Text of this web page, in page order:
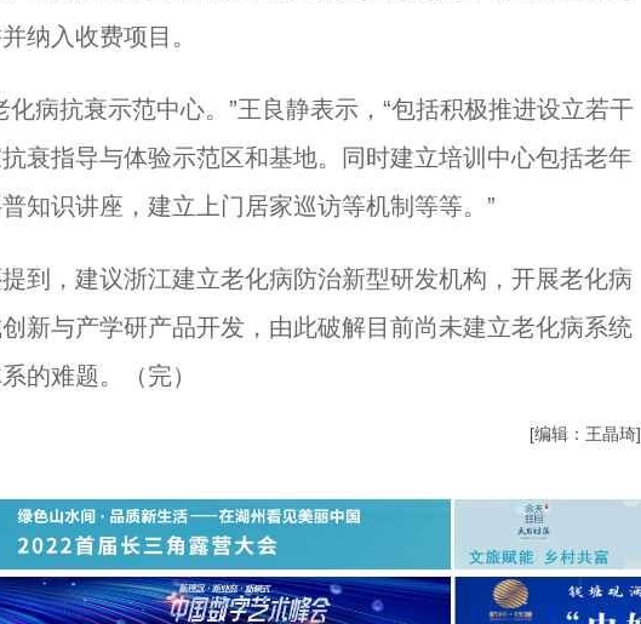
纳入收费项目。
抗衰示范中心。”王良静表示，“包括积极推进设立若干
衰指导与体验示范区和基地。同时建立培训中心包括老年
知识讲座，建立上门居家巡访等机制等等。”
，建议浙江建立老化病防治新型研发机构，开展老化病
新与产学研产品开发，由此破解目前尚未建立老化病系统
的难题。（完）
[编辑：王晶琦]